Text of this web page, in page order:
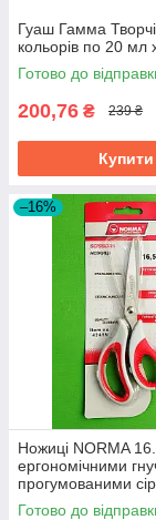
Гуаш Гамма
кольорів по 20 мл
Готово до
200,76 ₴ 239 ₴
Купити
–16%
Ножиці NORMA
ергономічними
прогумованими
червоними
Готово до